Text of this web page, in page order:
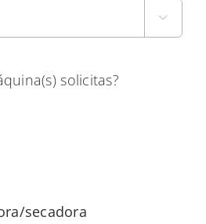

solicitas?
secadora